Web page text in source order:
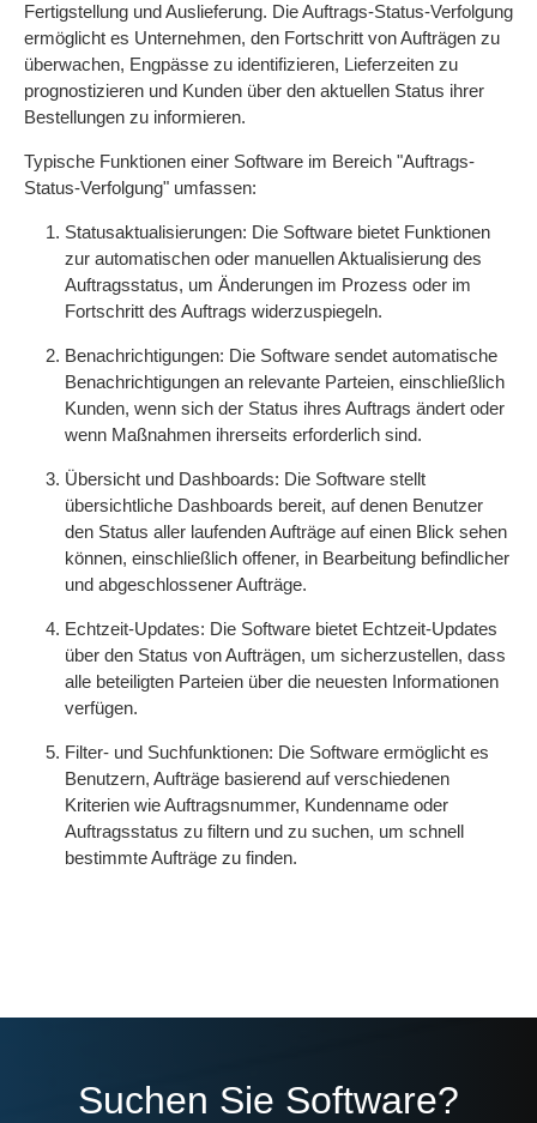
Fertigstellung und Auslieferung. Die Auftrags-Status-Verfolgung
ermöglicht es Unternehmen, den Fortschritt von Aufträgen zu
überwachen, Engpässe zu identifizieren, Lieferzeiten zu
prognostizieren und Kunden über den aktuellen Status ihrer
Bestellungen zu informieren.
Typische Funktionen einer Software im Bereich "Auftrags-
Status-Verfolgung" umfassen:
Statusaktualisierungen: Die Software bietet Funktionen
zur automatischen oder manuellen Aktualisierung des
Auftragsstatus, um Änderungen im Prozess oder im
Fortschritt des Auftrags widerzuspiegeln.
Benachrichtigungen: Die Software sendet automatische
Benachrichtigungen an relevante Parteien, einschließlich
Kunden, wenn sich der Status ihres Auftrags ändert oder
wenn Maßnahmen ihrerseits erforderlich sind.
Übersicht und Dashboards: Die Software stellt
übersichtliche Dashboards bereit, auf denen Benutzer
den Status aller laufenden Aufträge auf einen Blick sehen
können, einschließlich offener, in Bearbeitung befindlicher
und abgeschlossener Aufträge.
Echtzeit-Updates: Die Software bietet Echtzeit-Updates
über den Status von Aufträgen, um sicherzustellen, dass
alle beteiligten Parteien über die neuesten Informationen
verfügen.
Filter- und Suchfunktionen: Die Software ermöglicht es
Benutzern, Aufträge basierend auf verschiedenen
Kriterien wie Auftragsnummer, Kundenname oder
Auftragsstatus zu filtern und zu suchen, um schnell
bestimmte Aufträge zu finden.
Suchen Sie Software?